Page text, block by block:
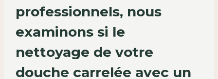
professionnels, nous
examinons si le
nettoyage de votre
douche carrelée avec un